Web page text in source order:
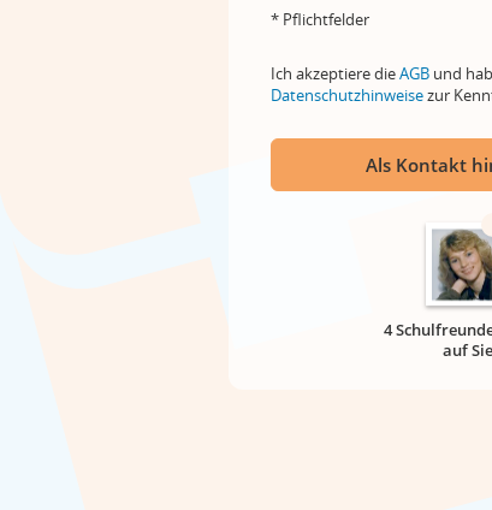
* Pflichtfelder
Ich akzeptiere dieAGB und
Datenschutzhinweisezur
Als Kontakt
4
auf Sie